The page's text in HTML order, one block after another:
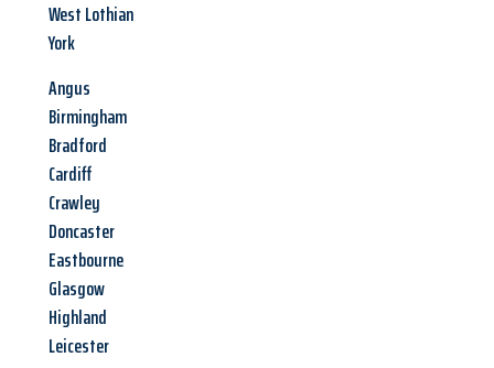
West Lothian
York
Angus
Birmingham
Bradford
Cardiff
Crawley
Doncaster
Eastbourne
Glasgow
Highland
Leicester